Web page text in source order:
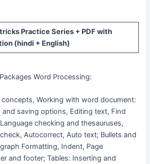
Practice Series + PDF with
(hindi + English)
Word Processing:
Working with word document:
and saving options, Editing text, Find
checking and thesauruses,
Autocorrect, Auto text; Bullets and
Formatting, Indent, Page
and footer; Tables: Inserting and